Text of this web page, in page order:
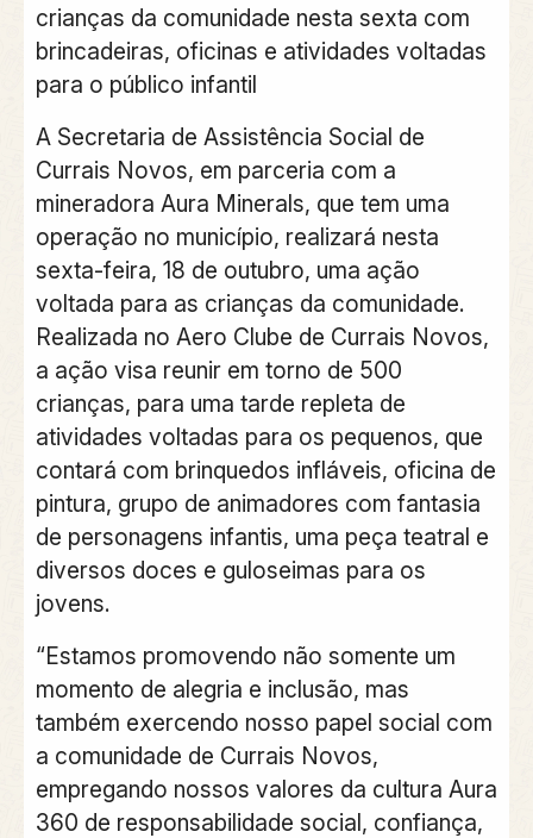
crianças da comunidade nesta sexta com
brincadeiras, oficinas e atividades voltadas
para o público infantil
A Secretaria de Assistência Social de
Currais Novos, em parceria com a
mineradora Aura Minerals, que tem uma
operação no município, realizará nesta
sexta-feira, 18 de outubro, uma ação
voltada para as crianças da comunidade.
Realizada no Aero Clube de Currais Novos,
a ação visa reunir em torno de 500
crianças, para uma tarde repleta de
atividades voltadas para os pequenos, que
contará com brinquedos infláveis, oficina de
pintura, grupo de animadores com fantasia
de personagens infantis, uma peça teatral e
diversos doces e guloseimas para os
jovens.
“Estamos promovendo não somente um
momento de alegria e inclusão, mas
também exercendo nosso papel social com
a comunidade de Currais Novos,
empregando nossos valores da cultura Aura
360 de responsabilidade social, confiança,